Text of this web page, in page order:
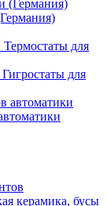
Термостаты для
Гигростаты для